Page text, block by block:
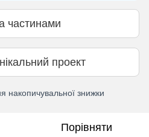
частинами
проект
накопичувальної знижки
Порівняти